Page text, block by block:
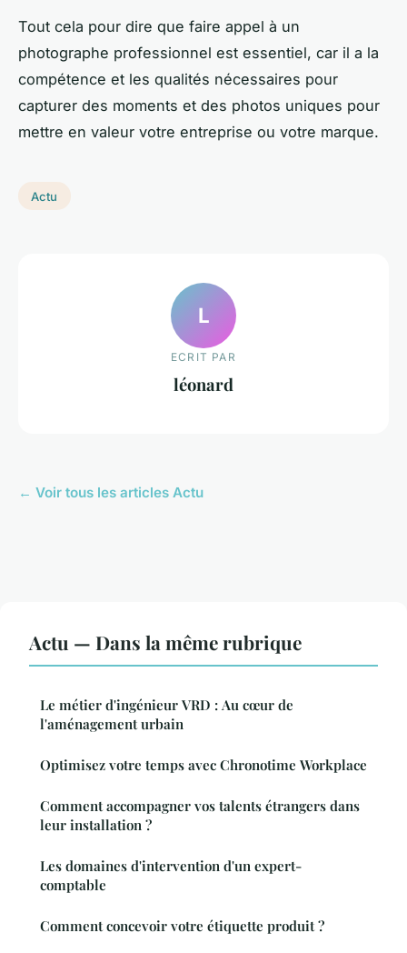
Tout cela pour dire que faire appel à un
photographe professionnel est essentiel, car il a la
compétence et les qualités nécessaires pour
capturer des moments et des photos uniques pour
mettre en valeur votre entreprise ou votre marque.
Actu
L
ECRIT PAR
léonard
← Voir tous les articles Actu
Actu — Dans la même rubrique
Le métier d'ingénieur VRD : Au cœur de
l'aménagement urbain
Optimisez votre temps avec Chronotime Workplace
Comment accompagner vos talents étrangers dans
leur installation ?
Les domaines d'intervention d'un expert-
comptable
Comment concevoir votre étiquette produit ?